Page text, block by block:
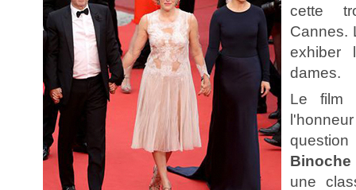
cette
Cannes.
exhiber
dames.
Le film
Binoche
une